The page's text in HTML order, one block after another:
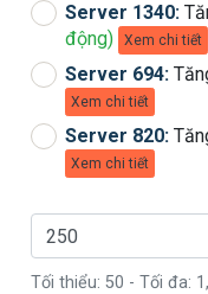
Server 1340:
động)
Xem chi tiết
Server 694:
Xem chi tiết
Server 820:
Xem chi tiết
Tối thiểu:50 - Tối đa: